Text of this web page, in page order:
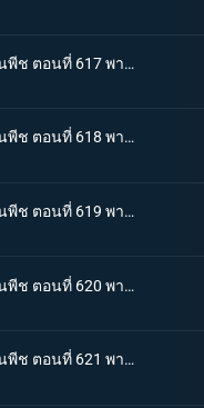
One piece วันพีช ตอนที่ 617 พากย์ไทย บดขยี้ซีซาร์! กริซลี่แม็กนั่มอันไร้เทียมทาน
One piece วันพีช ตอนที่ 618 พากย์ไทย บุกโจมตี! มือสังหารจากเดรสโรซ่า
One piece วันพีช ตอนที่ 619 พากย์ไทย อาละวาดสุดเหวี่ยง! แฟรงกี้โชกุนผู้ไร้เทียมทาน
One piece วันพีช ตอนที่ 620 พากย์ไทย ไร้ทางหนีรอด! พังค์ฮาซาร์ดระเบิดครั้งใหญ่
One piece วันพีช ตอนที่ 621 พากย์ไทย จับกุมซีซาร์ ระเบิดเจเนรัลแคนนอน